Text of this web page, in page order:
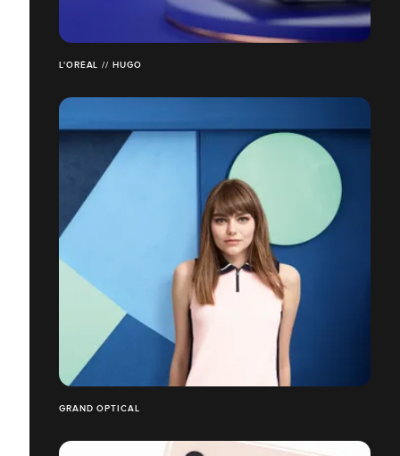
L'ORÉAL // HUGO
GRAND OPTICAL